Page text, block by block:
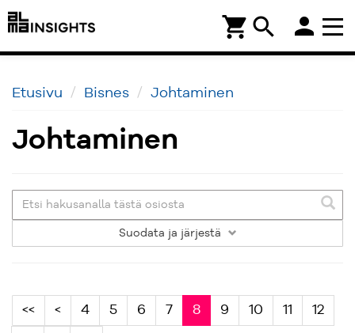
search
shopping_cart person
Etusivu Bisnes Johtaminen
Johtaminen
Suodata ja järjestä
<< < 4 5 6 7 8 9 10 11 12